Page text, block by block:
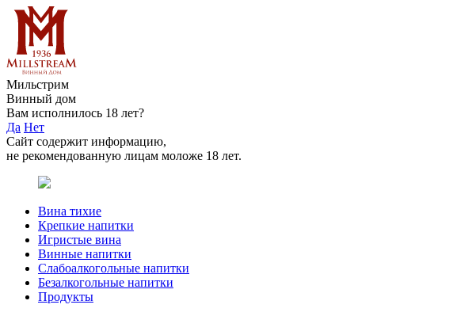
Мильстрим
Винный дом
Вам исполнилось 18 лет?
Да Нет
Сайт содержит информацию,
не рекомендованную лицам моложе 18 лет.
Вина тихие
Крепкие напитки
Игристые вина
Винные напитки
Слабоалкогольные напитки
Безалкогольные напитки
Продукты